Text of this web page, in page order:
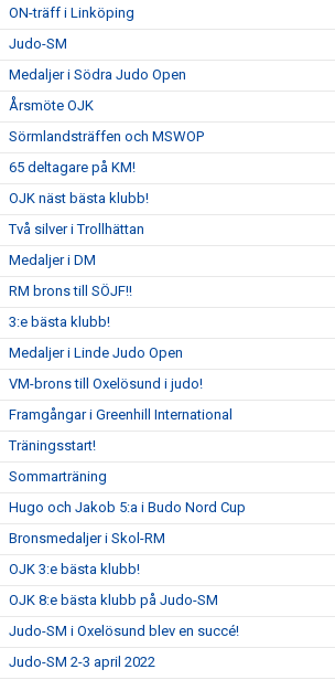
ON-träff i Linköping
Judo-SM
Medaljer i Södra Judo Open
Årsmöte OJK
Sörmlandsträffen och MSWOP
65 deltagare på KM!
OJK näst bästa klubb!
Två silver i Trollhättan
Medaljer i DM
RM brons till SÖJF!!
3:e bästa klubb!
Medaljer i Linde Judo Open
VM-brons till Oxelösund i judo!
Framgångar i Greenhill International
Träningsstart!
Sommarträning
Hugo och Jakob 5:a i Budo Nord Cup
Bronsmedaljer i Skol-RM
OJK 3:e bästa klubb!
OJK 8:e bästa klubb på Judo-SM
Judo-SM i Oxelösund blev en succé!
Judo-SM 2-3 april 2022